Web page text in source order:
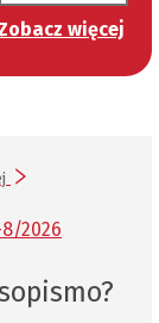
więcej